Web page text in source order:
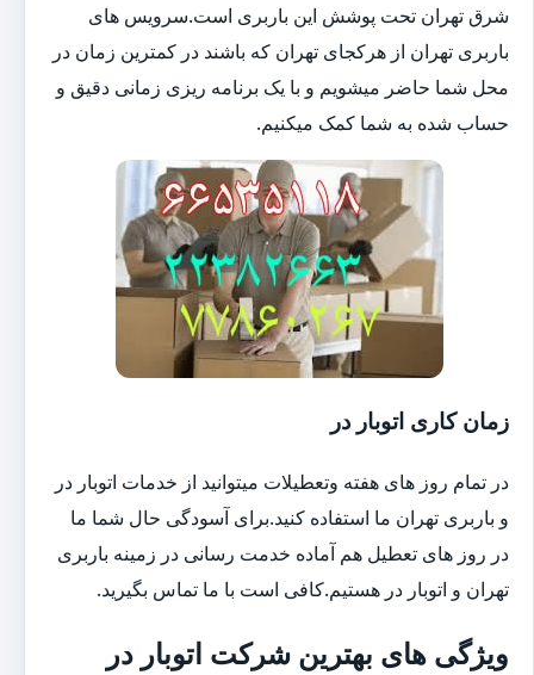
شرق تهران تحت پوشش این باربری است.سرویس های
باربری تهران از هرکجای تهران که باشند در کمترین زمان در
محل شما حاضر میشویم و با یک برنامه ریزی زمانی دقیق و
حساب شده به شما کمک میکنیم.
زمان کاری اتوبار در
در تمام روز های هفته وتعطیلات میتوانید از خدمات اتوبار در
و باربری تهران ما استفاده کنید.برای آسودگی حال شما ما
در روز های تعطیل هم آماده خدمت رسانی در زمینه باربری
تهران و اتوبار در هستیم.کافی است با ما تماس بگیرید.
ویژگی های بهترین شرکت اتوبار در